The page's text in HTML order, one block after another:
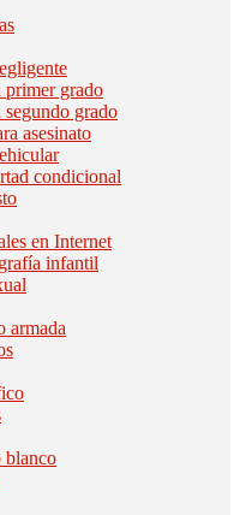
primer grado
segundo grado
asesinato
condicional
en Internet
infantil
armada
blanco